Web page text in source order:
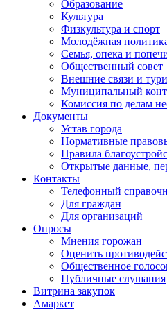
Образование
Культура
Физкультура и спорт
Молодёжная
Семья, опека и
Общественный совет
Внешние связи и
Муниципальный
Комиссия по делам
Документы
Устав города
Нормативные
Правила
Открытые данные,
Контакты
Телефонный
Для граждан
Для организаций
Опросы
Мнения горожан
Оценить
Общественное
Публичные слушания
Витрина закупок
Амаркет